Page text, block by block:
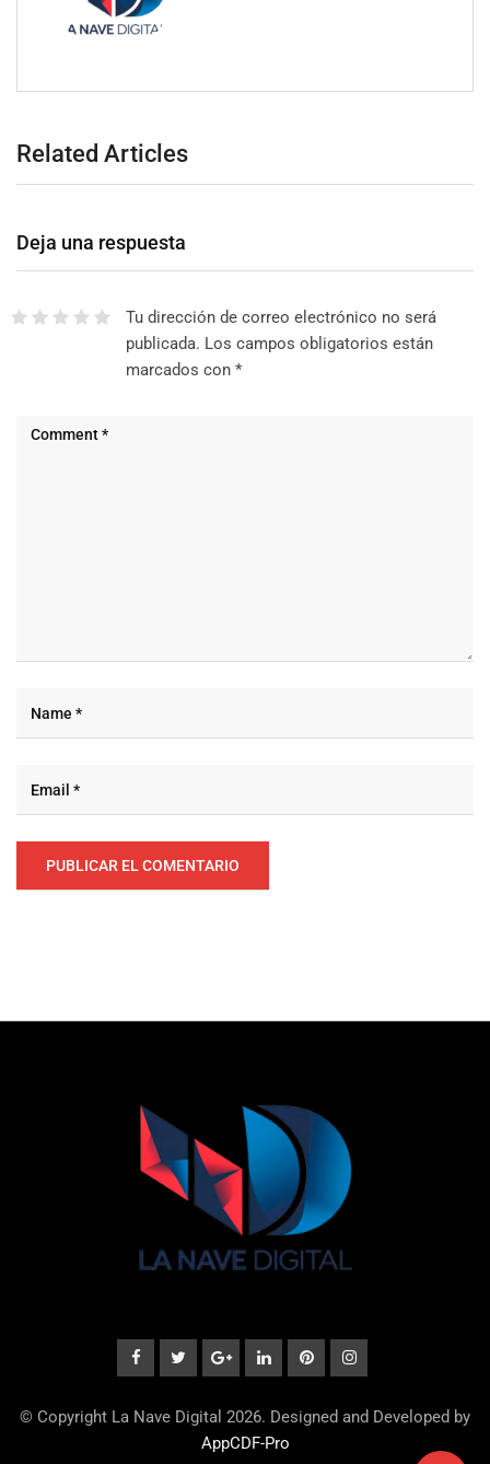
Related Articles
Deja una respuesta
Tu dirección de correo electrónico no será
publicada. Los campos obligatorios están
marcados con *
© Copyright La Nave Digital 2026. Designed and Developed by
AppCDF-Pro